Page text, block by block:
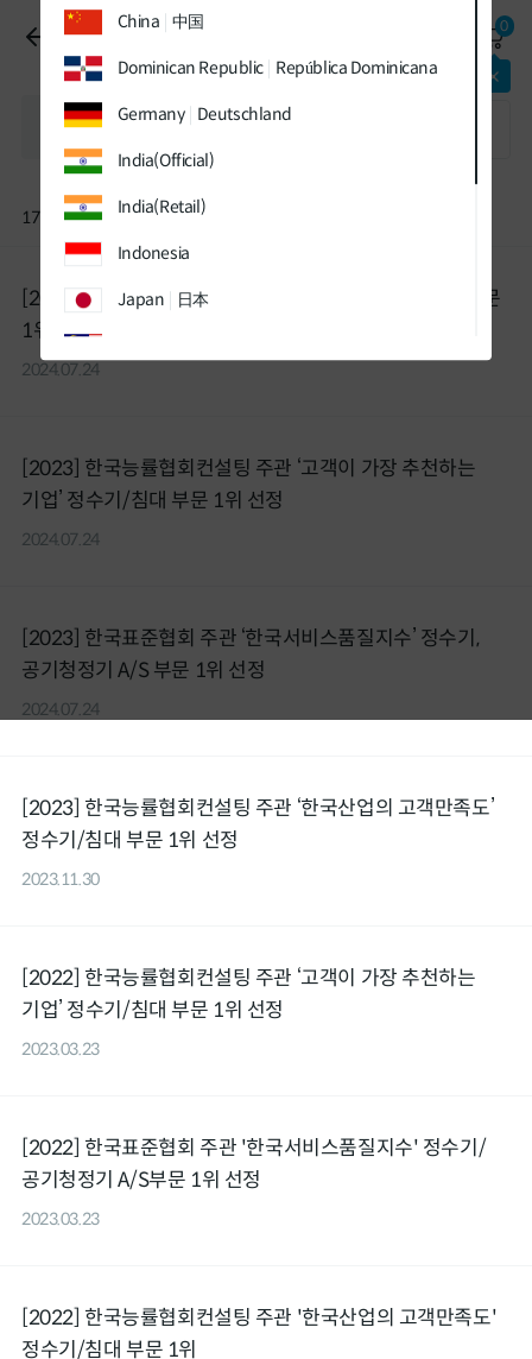
메뉴
바로가기
바로가기
바로가기
0
패키지최대 할인적용중!
17건
[2024] 한국생산성본부 주관 '국가고객만족도' 정수기 부문
1위 선정
2024.07.24
[2023] 한국능률협회컨설팅 주관 ‘고객이 가장 추천하는
기업’ 정수기/침대 부문 1위 선정
2024.07.24
[2023] 한국표준협회 주관 ‘한국서비스품질지수’ 정수기,
공기청정기 A/S 부문 1위 선정
2024.07.24
[2023] 한국능률협회컨설팅 주관 ‘한국산업의 고객만족도’
정수기/침대 부문 1위 선정
2023.11.30
[2022] 한국능률협회컨설팅 주관 ‘고객이 가장 추천하는
기업’ 정수기/침대 부문 1위 선정
2023.03.23
[2022] 한국표준협회 주관 '한국서비스품질지수' 정수기/
공기청정기 A/S부문 1위 선정
2023.03.23
[2022] 한국능률협회컨설팅 주관 '한국산업의 고객만족도'
정수기/침대 부문 1위
China 中国
Dominican Republic República Dominicana
Germany Deutschland
India(Official)
India(Retail)
Indonesia
Japan 日本